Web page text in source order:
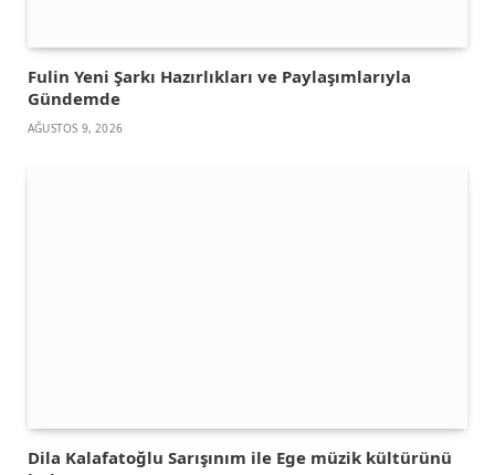
Fulin Yeni Şarkı Hazırlıkları ve Paylaşımlarıyla
Gündemde
AĞUSTOS 9, 2026
Dila Kalafatoğlu Sarışınım ile Ege müzik kültürünü